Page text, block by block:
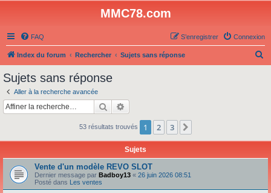
MMC78.com
FAQ Connexion
S’enregistrer
Index du forum Rechercher Sujets sans réponse
c
Sujets sans réponse
Aller à la recherche avancée
Rechercher
53 résultats trouvés 1 2 3
Sujets
Vente d'un modèle REVO SLOT
Dernier message par Badboy13 « 26 juin 2026 08:51
Posté dans Les ventes